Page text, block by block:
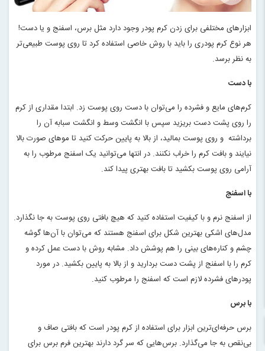
ابزارهای مختلفی برای زدن کرم پودر وجود دارد مثل برس، اسفنج و یا دست!
هر نوع کرم پودری را باید با روش خاصی استفاده کرد تا روی پوست طبیعی‌تر
به نظر برسد.
با دست
کرم‌های مایع و فشرده را می‌توان با دست روی پوست زد. ابتدا مقداری از کرم
را روی پشت دست بریزید سپس با انگشت وسط و انگشت سبابه آن را
برداشته و روی پوست بمالید، از بالا به پایین حرکت کنید تا موهای صورت بالا
نیایند و بافت کرم را خراب نکنند. در انتها می‌توانید یک اسفنج مرطوب را به
آرامی روی پوست بکشید تا بافت بهتری پیدا کند.
با اسفنج
از اسفنج نرم و با کیفیت استفاده کنید که هیچ بافتی روی پوست به جا نگذارد.
مدل‌های اشکی بهترین شکل برای اسفنج هستند که می‌توان با آن‌ها گوشه
چشم و کناره‌های بینی را هم پوشش داد. مشابه روش با دست عمل کرده و
کرم را با اسفنج از پشت دست بردارید و از بالا به پایین بکشید. در مورد
پودرهای فشرده لازم است که اسفنج را مرطوب کنید.
با برس
برس حرفه‌ای‌ترین ابزار برای استفاده از کرم پودر است که بافتی صاف و
بی‌نقص به جا می‌گذارد. برس‌هایی که سر گرد دارند بهترین فرم برس برای